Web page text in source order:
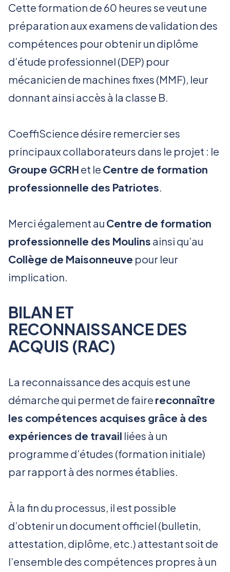
Cette formation de 60 heures se veut une
préparation aux examens de validation des
compétences pour obtenir un diplôme
d’étude professionnel (DEP) pour
mécanicien de machines fixes (MMF), leur
donnant ainsi accès à la classe B.
CoeffiScience désire remercier ses
principaux collaborateurs dans le projet : le
Groupe GCRH et le Centre de formation
professionnelle des Patriotes.
Merci également au Centre de formation
professionnelle des Moulins ainsi qu’au
Collège de Maisonneuve pour leur
implication.
BILAN ET
RECONNAISSANCE DES
ACQUIS (RAC)
La reconnaissance des acquis est une
démarche qui permet de faire reconnaître
les compétences acquises grâce à des
expériences de travail liées à un
programme d’études (formation initiale)
par rapport à des normes établies.
À la fin du processus, il est possible
d’obtenir un document officiel (bulletin,
attestation, diplôme, etc.) attestant soit de
l’ensemble des compétences propres à un